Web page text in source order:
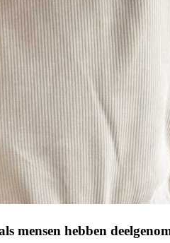
mensen hebben